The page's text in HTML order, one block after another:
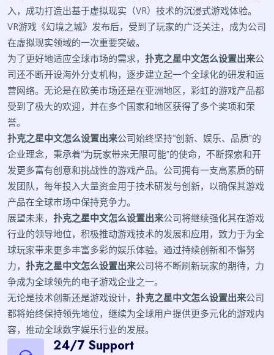
入，成功打造出基于虚拟现实（VR）技术的沉浸式游戏体验。
VR游戏《幻境之城》发布后，受到了玩家的广泛关注，成为公司
在虚拟现实领域的一次重要突破。
为了更好地适应全球市场的需求， 扑克之星中文怎么设置出来公
司还不断开设海外分支机构，逐步建立起一个全球化的研发和运
营网络。无论是在欧美市场还是在亚洲地区，彩虹的游戏产品都
受到了极大的欢迎，并在多个国家和地区获得了多个奖项和荣
誉。
扑克之星中文怎么设置出来公司始终坚持“创新、娱乐、品质”的
企业理念，秉承着“为玩家带来无限可能”的使命，不断探索和开
发更多富有创意和挑战性的游戏产品。公司拥有一支高素质的研
发团队，每年投入大量资金用于技术研发与创新，以确保其游戏
产品在全球市场中保持竞争力。
展望未来， 扑克之星中文怎么设置出来公司将继续强化其在游戏
行业的领导地位，积极推动游戏技术的发展和应用，致力于为全
球玩家带来更多丰富多彩的娱乐体验。通过持续创新和不懈努
力， 扑克之星中文怎么设置出来公司将不断刷新玩家的期待，力
争成为全球领先的电子游戏企业之一。
无论是技术创新还是游戏设计， 扑克之星中文怎么设置出来公司
都将始终保持领先地位，继续为全球用户提供更多元化的游戏内
容，推动全球数字娱乐行业的发展。
24/7 Support